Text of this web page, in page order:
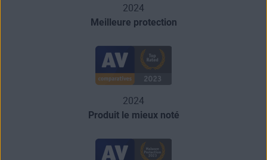
2024
Meilleure protection
2024
Produit le mieux noté